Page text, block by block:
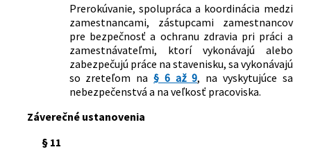
Prerokúvanie, spolupráca a koordinácia medzi
zamestnancami, zástupcami zamestnancov
pre bezpečnosť a ochranu zdravia pri práci a
zamestnávateľmi, ktorí vykonávajú alebo
zabezpečujú práce na stavenisku, sa vykonávajú
so zreteľom na§ 6 až 9, na vyskytujúce sa
nebezpečenstvá a na veľkosť pracoviska.
Záverečné ustanovenia
§ 11